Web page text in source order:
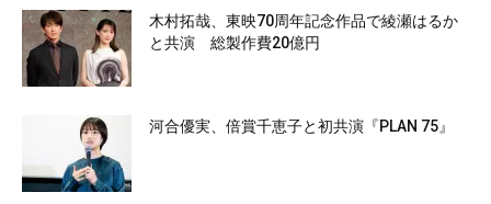
木村拓哉、東映70周年記念作品で綾瀬はるか
と共演 総製作費20億円
河合優実、倍賞千恵子と初共演『PLAN 75』